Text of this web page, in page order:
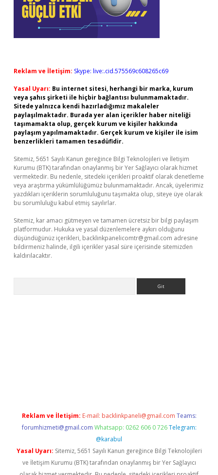
Reklam ve İletişim: Skype: live:.cid.575569c608265c69
Yasal Uyarı: Bu internet sitesi, herhangi bir marka, kurum
veya şahıs şirketi ile hiçbir bağlantısı bulunmamaktadır.
Sitede yalnızca kendi hazırladığımız makaleler
paylaşılmaktadır. Burada yer alan içerikler haber niteliği
taşımamakta olup, gerçek kurum ve kişiler hakkında
paylaşım yapılmamaktadır. Gerçek kurum ve kişiler ile isim
benzerlikleri tamamen tesadüfidir.
Sitemiz, 5651 Sayılı Kanun gereğince Bilgi Teknolojileri ve İletişim
Kurumu (BTK) tarafından onaylanmış bir Yer Sağlayıcı olarak hizmet
vermektedir. Bu nedenle, sitedeki içerikleri proaktif olarak denetleme
veya araştırma yükümlülüğümüz bulunmamaktadır. Ancak, üyelerimiz
yazdıkları içeriklerin sorumluluğunu taşımakta olup, siteye üye olarak
bu sorumluluğu kabul etmiş sayılırlar.
Sitemiz, kar amacı gütmeyen ve tamamen ücretsiz bir bilgi paylaşım
platformudur. Hukuka ve yasal düzenlemelere aykırı olduğunu
düşündüğünüz içerikleri, backlinkpanelicomtr@gmail.com adresine
bildirmeniz halinde, ilgili içerikler yasal süre içerisinde sitemizden
kaldırılacaktır.
Reklam ve İletişim: E-mail: backlinkpaneli@gmail.com Teams:
forumhizmeti@gmail.com Whatsapp: 0262 606 0 726 Telegram:
@karabul
Yasal Uyarı: Sitemiz, 5651 Sayılı Kanun gereğince Bilgi Teknolojileri
ve İletişim Kurumu (BTK) tarafından onaylanmış bir Yer Sağlayıcı